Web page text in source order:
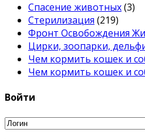
Спасение животных(3)
Стерилизация (219)
Фронт Освобождения
Цирки, зоопарки,
Чем кормить кошек и
Чем кормить кошек и
Войти